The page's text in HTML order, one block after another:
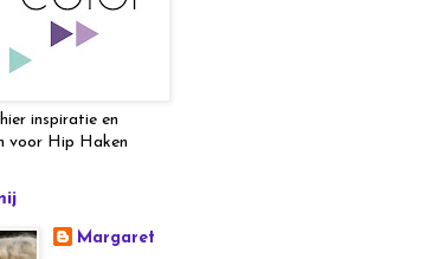
inspiratie en
voor Hip Haken
Margaret